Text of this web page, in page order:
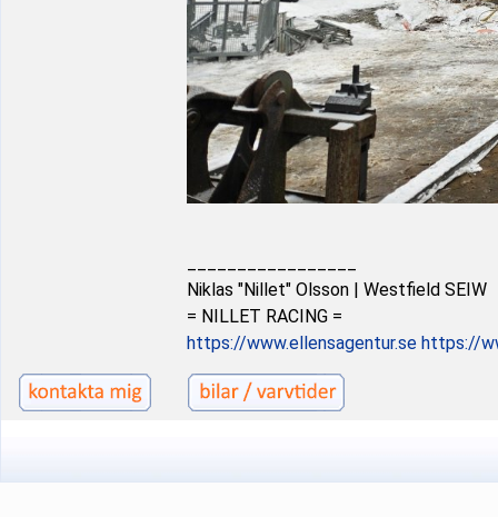
Niklas "Nillet" Olsson | Westfield SEIW
= NILLET RACING =
https://www.ellensagentur.se https://